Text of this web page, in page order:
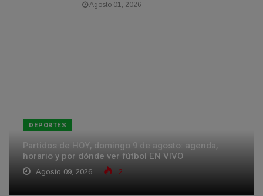
Agosto 01, 2026
DEPORTES
Partidos de HOY, domingo 9 de agosto: agenda,
horario y por dónde ver fútbol EN VIVO
Agosto 09, 2026 2